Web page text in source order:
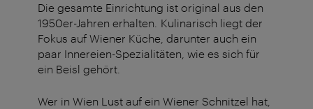
Die gesamte Einrichtung ist original aus den
1950er-Jahren erhalten. Kulinarisch liegt der
Fokus auf Wiener Küche, darunter auch ein
paar Innereien-Spezialitäten, wie es sich für
ein Beisl gehört.
Wer in Wien Lust auf ein Wiener Schnitzel hat,